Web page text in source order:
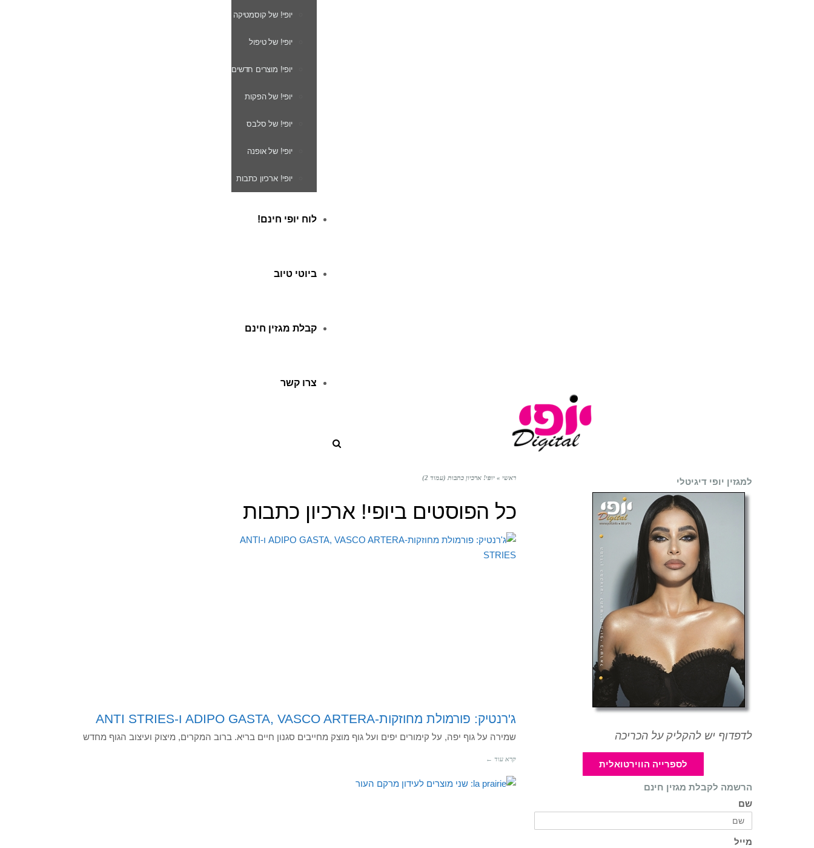
יופי! של קוסמטיקה
יופי! של טיפול
יופי! מוצרים חדשים
יופי! של הפקות
יופי! של סלבס
יופי! של אופנה
יופי! ארכיון כתבות
לוח יופי חינם!
ביוטי טיוב
קבלת מגזין חינם
צרו קשר
ראשי » יופי! ארכיון כתבות (עמוד 2)
כל הפוסטים ביופי! ארכיון כתבות
ג'רנטיק: פורמולת מחוזקות-ADIPO GASTA, VASCO ARTERA ו-ANTI STRIES
שמירה על גוף יפה, על קימורים יפים ועל גוף מוצק מחייבים סגנון חיים בריא. ברוב המקרים, מיצוק ועיצוב הגוף מחדש
קרא עוד ←
למגזין יופי דיגיטלי
לדפדוף יש להקליק על הכריכה
לספרייה הווירטואלית
הרשמה לקבלת מגזין חינם
שם
מייל